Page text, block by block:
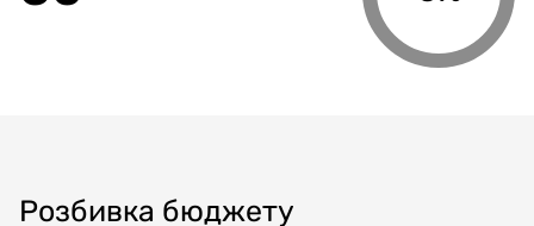
Розбивка бюджету